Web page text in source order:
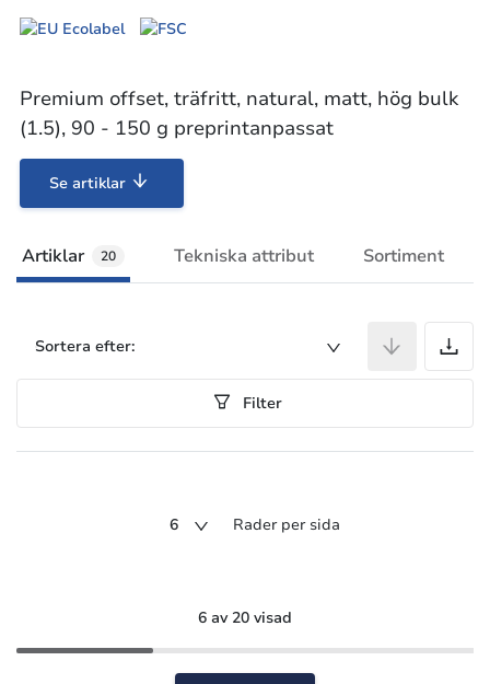
Premium offset, träfritt, natural, matt, hög bulk
(1.5), 90 - 150 g preprintanpassat
Se artiklar
Artiklar 20 Tekniska attribut Sortiment
Sortera efter:
Filter
6 Rader per sida
6 av 20 visad